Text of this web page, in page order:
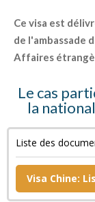
Ce visa est
de l'ambassade
Affaires
Le cas
la
Ces personnes
Certificate » et
déclaration sur
Liste des
Visa Chine: